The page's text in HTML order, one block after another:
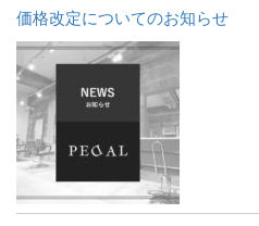
価格改定についてのお知らせ